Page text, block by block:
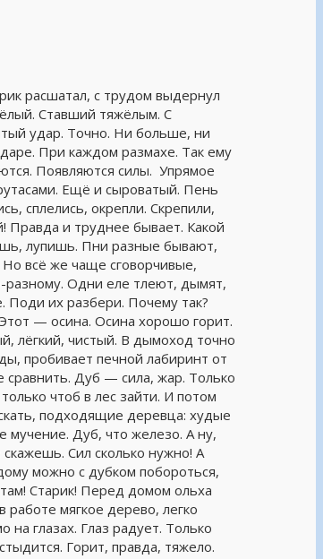
расшатал, с трудом выдернул
Ставший тяжёлым. С
удар. Точно. Ни больше, ни
При каждом размахе. Так ему
Появляются силы. Упрямое
Ещё и сыроватый. Пень
сплелись, окрепли. Скрепили,
Правда и труднее бывает. Какой
лупишь. Пни разные бывают,
всё же чаще сговорчивые,
Одни еле тлеют, дымят,
Поди их разбери. Почему так?
— осина. Осина хорошо горит.
лёгкий, чистый. В дымоход точно
пробивает печной лабиринт от
сравнить. Дуб — сила, жар. Только
чтоб в лес зайти. И потом
подходящие деревца: худые
мучение. Дуб, что железо. А ну,
Сил сколько нужно! А
можно с дубком побороться,
Старик! Перед домом ольха
мягкое дерево, легко
на глазах. Глаз радует. Только
Горит, правда, тяжело.